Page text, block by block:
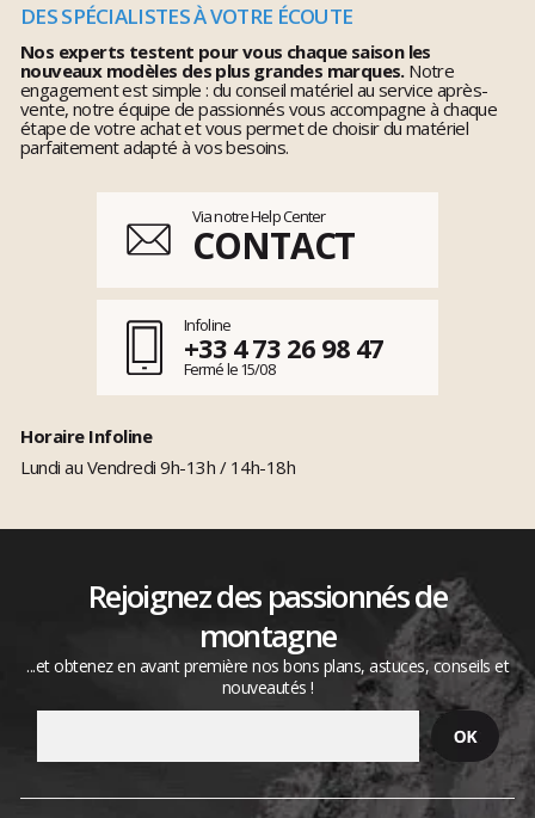
DES SPÉCIALISTES À VOTRE ÉCOUTE
Nos experts testent pour vous chaque saison les
nouveaux modèles des plus grandes marques.Notre
engagement est simple : du conseil matériel au service après-
vente, notre équipe de passionnés vous accompagne à chaque
étape de votre achat et vous permet de choisir du matériel
parfaitement adapté à vos besoins.
Via notre Help Center
CONTACT
Infoline
+33 4 73 26 98 47
Fermé le 15/08
Horaire Infoline
Lundi au Vendredi 9h-13h / 14h-18h
Rejoignez des passionnés de
montagne
...et obtenez en avant première nos bons plans, astuces, conseils et
nouveautés !